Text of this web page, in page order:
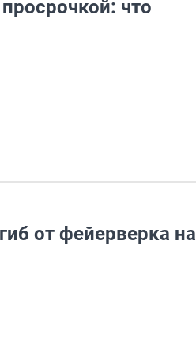
что
от фейерверка на